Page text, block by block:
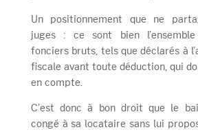
Un positionnement que ne
juges : ce sont bien
fonciers bruts, tels que déclarés à
fiscale avant toute déduction, qui
en compte.
C’est donc à bon droit que le
congé à sa locataire sans lui